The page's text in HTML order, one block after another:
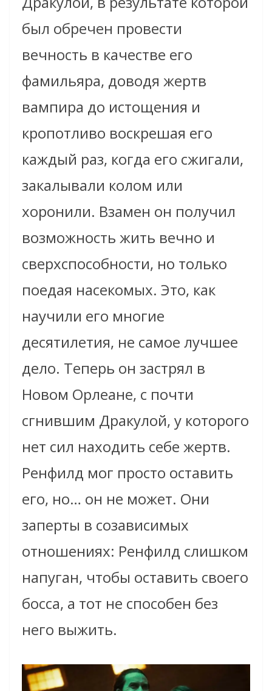
был обречен провести
вечность в качестве его
фамильяра, доводя жертв
вампира до истощения и
кропотливо воскрешая его
каждый раз, когда его сжигали,
закалывали колом или
хоронили. Взамен он получил
возможность жить вечно и
сверхспособности, но только
поедая насекомых. Это, как
научили его многие
десятилетия, не самое лучшее
дело. Теперь он застрял в
Новом Орлеане, с почти
сгнившим Дракулой, у которого
нет сил находить себе жертв.
Ренфилд мог просто оставить
его, но… он не может. Они
заперты в созависимых
отношениях: Ренфилд слишком
напуган, чтобы оставить своего
босса, а тот не способен без
него выжить.